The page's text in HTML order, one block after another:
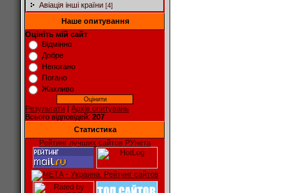
Авіація інші країни [4]
Наше опитування
Оцініть мій сайт
Відмінно
Добре
Непогано
Погано
Жахливо
Результати | Архів опитувань
Всього відповідей: 207
Статистика
Рейтинг лучших сайтов РУнета